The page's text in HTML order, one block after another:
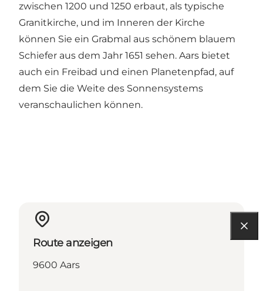
zwischen 1200 und 1250 erbaut, als typische
Granitkirche, und im Inneren der Kirche
können Sie ein Grabmal aus schönem blauem
Schiefer aus dem Jahr 1651 sehen. Aars bietet
auch ein Freibad und einen Planetenpfad, auf
dem Sie die Weite des Sonnensystems
veranschaulichen können.
Route anzeigen
9600 Aars